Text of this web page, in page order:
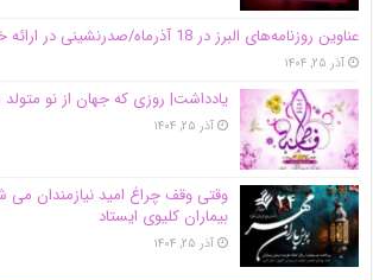
عناوین روزنامه‌های البرز در ‌18 آذرماه/صدرنشینی در ارائه خدمات زایمان بی‌درد
آذر ۲۵, ۱۴۰۴
یادداشت| روزی که جهان از نو
آذر ۲۵, ۱۴۰۴
وقتی وقف چراغ امید نیازمندان می
بیماران کلیوی ایستاد
آذر ۲۵, ۱۴۰۴